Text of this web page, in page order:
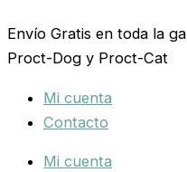
al
contenido
Envío Gratis en toda la
Proct-Dog y Proct-Cat
Mi cuenta
Contacto
Mi cuenta
...
ORTIGA
Y
CALENDULA
VERDE
cantidad